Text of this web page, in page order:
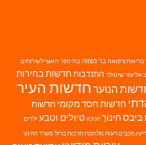
בריאות ורפואה בר מצווה בתי ספר האגף לשירותים
אליעזר שינוולד התנדבות חדשות בחירות
הנוערחדשות העיר
חדשות חסד מקומי חדשות
ביבסחינוך חנוכה טיולים וטבע ילדים
מכבים רעות מלחמת חרבות ברזל משרד החינוך